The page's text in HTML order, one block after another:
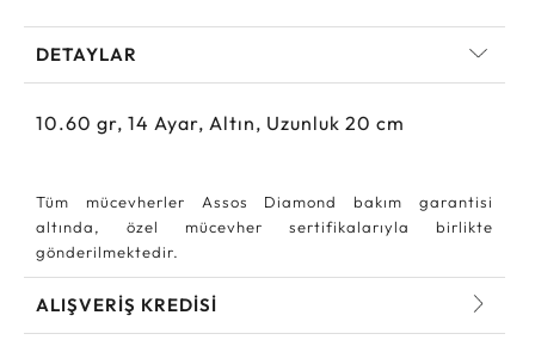
DETAYLAR
10.60 gr, 14 Ayar, Altın, Uzunluk 20 cm
Tüm mücevherler Assos Diamond bakım garantisi
altında, özel mücevher sertifikalarıyla birlikte
gönderilmektedir.
ALIŞVERİŞ KREDİSİ